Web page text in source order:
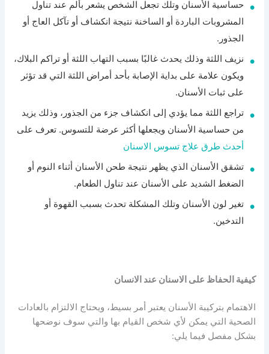
حساسية الأسنان وتلك تجعل الشخص يشعر بألم عند تناول
المشروبات الباردة أو الساخنة نتيجة انكشاف أو تآكل العاج أو
الجذور.
نزيف اللثة وذلك يحدث غالبًا بسبب التهاب اللثة أو تراكم البلاك،
ويكون علامة على بداية الإصابة بأحد أمراض اللثة التي قد تؤثر
على ثبات الأسنان.
تراجع اللثة مما يؤدي إلى انكشاف جزء من الجذور، وذلك يزيد
من حساسية الأسنان ويجعلها أكثر عرضة للتسوس. تعرف على
أحدث طرق علاج تسوس الاسنان
تشقق الأسنان الذي يظهر نتيجة طحن الأسنان أثناء النوم أو
الضغط الشديد على الأسنان عند تناول الطعام.
تغير لون الأسنان وتلك المشكلة تحدث بسبب القهوة أو
التدخين.
كيفية الحفاظ على الاسنان عند الانسان
الاهتمام بتركيبة الأسنان يعتبر أمر بسيط، ويحتاج الالتزام بالعادات
الصحية التي يمكن لأي شخص القيام بها والتي سوف نوضحها
بشكل مفصل فيما يلي: